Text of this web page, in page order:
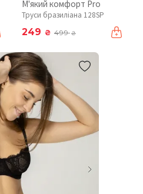
М'який комфорт Pro
Труси бразиліана 128SP
249 ₴ 499₴